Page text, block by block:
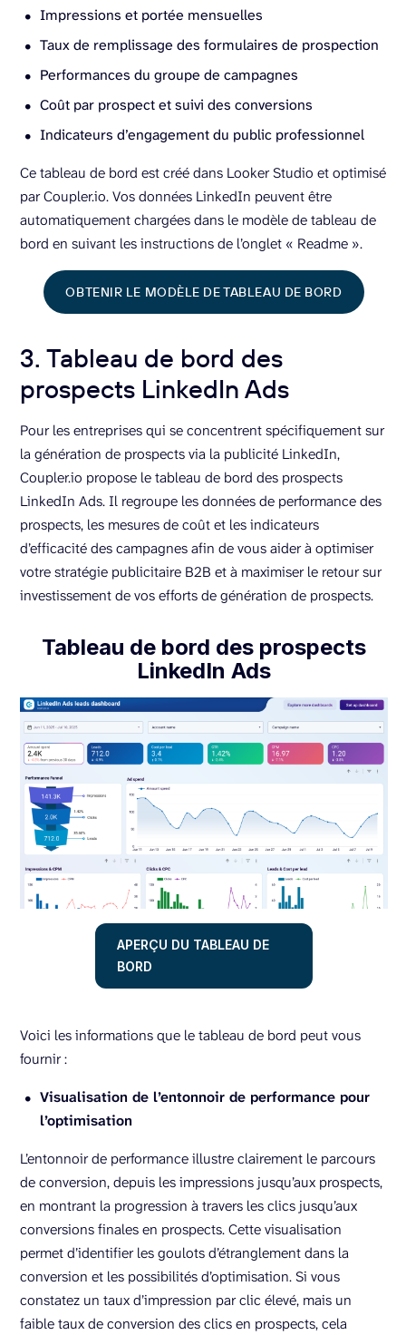
Impressions et portée mensuelles
Taux de remplissage des formulaires de prospection
Performances du groupe de campagnes
Coût par prospect et suivi des conversions
Indicateurs d’engagement du public professionnel
Ce tableau de bord est créé dans Looker Studio et optimisé
par Coupler.io. Vos données LinkedIn peuvent être
automatiquement chargées dans le modèle de tableau de
bord en suivant les instructions de l’onglet « Readme ».
OBTENIR LE MODÈLE DE TABLEAU DE BORD
3. Tableau de bord des
prospects LinkedIn Ads
Pour les entreprises qui se concentrent spécifiquement sur
la génération de prospects via la publicité LinkedIn,
Coupler.io propose le tableau de bord des prospects
LinkedIn Ads. Il regroupe les données de performance des
prospects, les mesures de coût et les indicateurs
d’efficacité des campagnes afin de vous aider à optimiser
votre stratégie publicitaire B2B et à maximiser le retour sur
investissement de vos efforts de génération de prospects.
Tableau de bord des prospects
LinkedIn Ads
APERÇU DU TABLEAU DE
BORD
Voici les informations que le tableau de bord peut vous
fournir :
Visualisation de l’entonnoir de performance pour
l’optimisation
L’entonnoir de performance illustre clairement le parcours
de conversion, depuis les impressions jusqu’aux prospects,
en montrant la progression à travers les clics jusqu’aux
conversions finales en prospects. Cette visualisation
permet d’identifier les goulots d’étranglement dans la
conversion et les possibilités d’optimisation. Si vous
constatez un taux d’impression par clic élevé, mais un
faible taux de conversion des clics en prospects, cela